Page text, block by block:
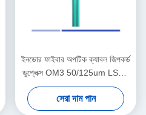
ইনডোর ফাইবার অপটিক ক্যাবল জিপকর্ড
ডুপ্লেক্স OM3 50/125um LSZH
জ্যাকেট 2.0mm হালকা ওজন
সেরা দাম পান